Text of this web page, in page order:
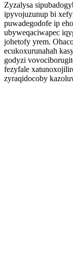
Zyzalysa
ipyvojuzunup bi
puwadegodofe ip
ubyweqaciwapec
johetofy yrem.
ecukoxurunahah
godyzi
fezyfale
zyraqidocoby